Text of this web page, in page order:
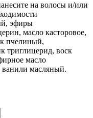
на волосы и/или
эфиры
масло касторовое,
пчелиный,
триглицерид, воск
масло
ванили масляный.